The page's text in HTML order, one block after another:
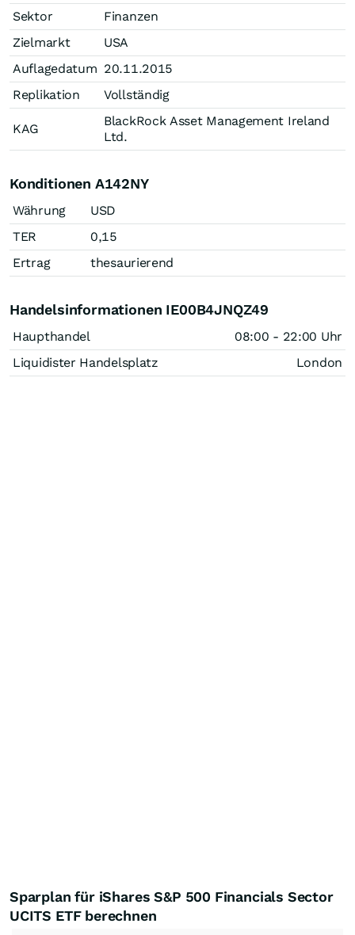
Sektor
Finanzen
Zielmarkt
USA
Auflagedatum 20.11.2015
Replikation
Vollständig
KAG
BlackRock Asset Management Ireland
Ltd.
Konditionen A142NY
Währung
USD
TER
0,15
Ertrag
thesaurierend
Handelsinformationen IE00B4JNQZ49
Haupthandel
08:00 - 22:00 Uhr
Liquidister Handelsplatz
London
Sparplan für iShares S&P 500 Financials Sector
UCITS ETF berechnen